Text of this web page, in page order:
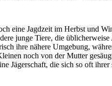
eine Jagdzeit im Herbst und
junge Tiere, die
ihre nähere Umgebung,
noch von der Mutter
Jägerschaft, die sich so oft